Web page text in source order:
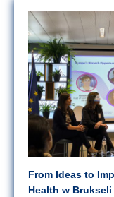
From Ideas to
Health w Brukseli